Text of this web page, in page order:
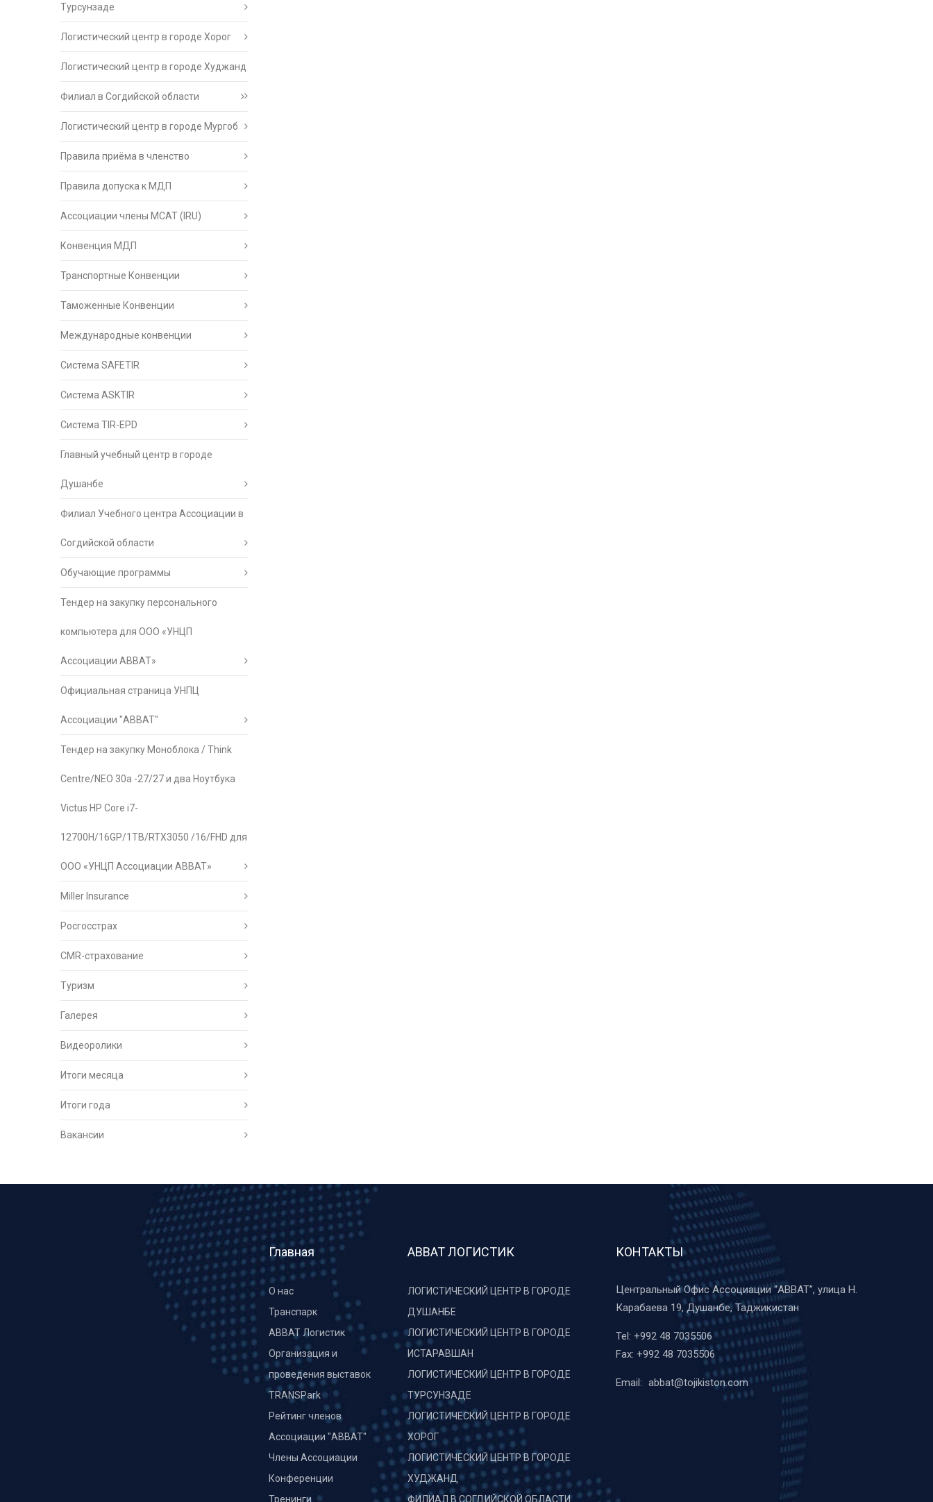
Турсунзаде
Логистический центр в городе Хорог
Логистический центр в городе Худжанд
Филиал в Согдийской области
Логистический центр в городе Мургоб
Правила приёма в членство
Правила допуска к МДП
Ассоциации члены МСАТ (IRU)
Конвенция МДП
Транспортные Конвенции
Таможенные Конвенции
Международные конвенции
Система SAFETIR
Система ASKTIR
Система TIR-EPD
Главный учебный центр в городе
Душанбе
Филиал Учебного центра Ассоциации в
Согдийской области
Обучающие программы
Тендер на закупку персонального
компьютера для ООО «УНЦП
Ассоциации АВВАТ»
Официальная страница УНПЦ
Ассоциации "АВВАТ"
Тендер на закупку Моноблока / Think
Centre/NEO 30a -27/27 и два Ноутбука
Victus HP Core i7-
12700H/16GP/1TB/RTX3050 /16/FHD для
ООО «УНЦП Ассоциации АВВАТ»
Miller Insurance
Росгосстрах
CMR-страхование
Туризм
Галерея
Видеоролики
Итоги месяца
Итоги года
Вакансии
Главная
О нас
Транспарк
ABBAT Логистик
Организация и
проведения выставок
TRANSPark
Рейтинг членов
Ассоциации "АВВАТ"
Члены Ассоциации
Конференции
Тренинги
АВВАТ ЛОГИСТИК
ЛОГИСТИЧЕСКИЙ ЦЕНТР В ГОРОДЕ
ДУШАНБЕ
ЛОГИСТИЧЕСКИЙ ЦЕНТР В ГОРОДЕ
ИСТАРАВШАН
ЛОГИСТИЧЕСКИЙ ЦЕНТР В ГОРОДЕ
ТУРСУНЗАДЕ
ЛОГИСТИЧЕСКИЙ ЦЕНТР В ГОРОДЕ
ХОРОГ
ЛОГИСТИЧЕСКИЙ ЦЕНТР В ГОРОДЕ
ХУДЖАНД
ФИЛИАЛ В СОГДИЙСКОЙ ОБЛАСТИ
КОНТАКТЫ
Центральный Офис Ассоциации “ABBAT”, улица Н.
Карабаева 19, Душанбе, Таджикистан
Tel: +992 48 7035506
Fax: +992 48 7035506
Email: abbat@tojikiston.com